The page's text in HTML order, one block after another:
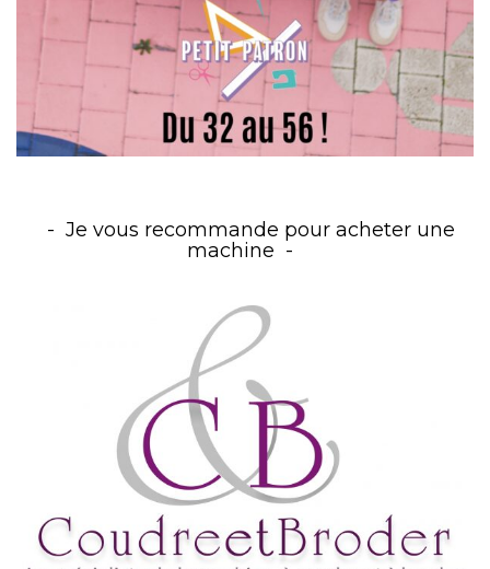
Je vous recommande pour acheter une
machine